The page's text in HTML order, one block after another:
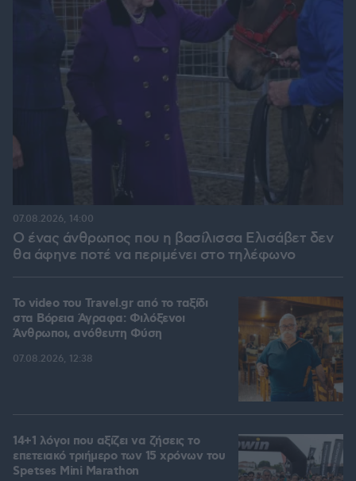
Ο ένας άνθρωπος που η βασίλισσα Ελισάβετ δεν
θα άφηνε ποτέ να περιμένει στο τηλέφωνο
07.08.2026, 14:00
To video του Travel.gr από το ταξίδι
στα Βόρεια Άγραφα: Φιλόξενοι
Άνθρωποι, ανόθευτη Φύση
07.08.2026, 12:38
14+1 λόγοι που αξίζει να ζήσεις το
επετειακό τριήμερο των 15 χρόνων του
Spetses Mini Marathon